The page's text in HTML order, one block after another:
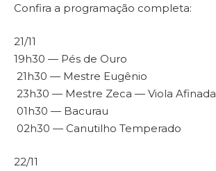
Confira a programação completa:
21/11
19h30 — Pés de Ouro
21h30 — Mestre Eugênio
23h30 — Mestre Zeca — Viola Afinada
01h30 — Bacurau
02h30 — Canutilho Temperado
22/11